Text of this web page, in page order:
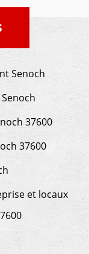
Senoch
37600
37600
et locaux